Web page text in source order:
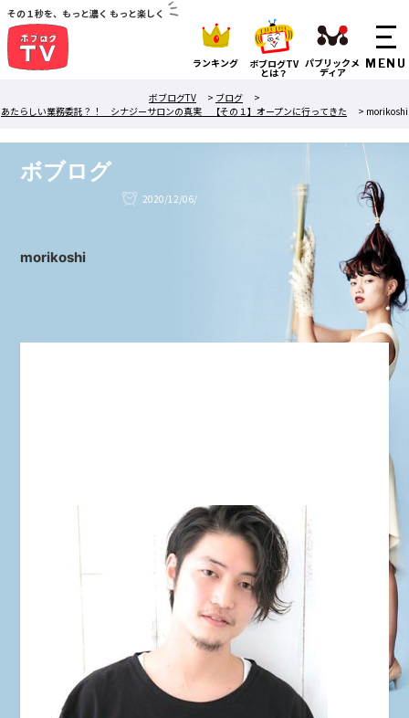
その１秒を、もっと濃く もっと楽しく
ランキング ボブログTV
とは？
パブリックメ
ディア
ボブログTV
> ブログ
>
あたらしい業務委託？！ シナジーサロンの真実 【その１】オープンに行ってきた
> morikoshi
ボブログ
2020/12/06/
morikoshi